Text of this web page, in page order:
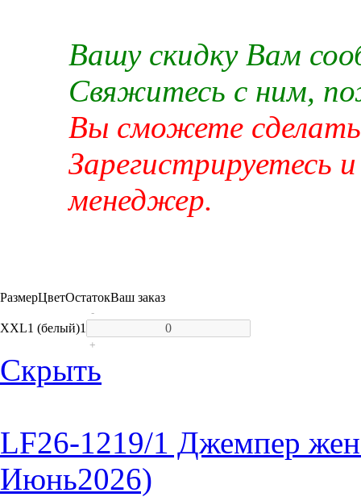
Вашу скидку Вам
Свяжитесь с ним,
Вы сможете сделать
Зарегистрируетесь
менеджер.
РазмерЦветОстатокВаш заказ
XXL1 (белый)1
-
+
Скрыть
LF26-1219/1 Джемпер
Июнь2026)